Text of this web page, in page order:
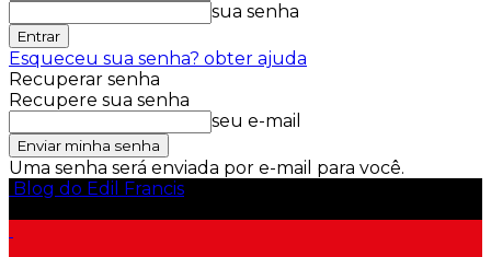
sua senha
Esqueceu sua senha? obter ajuda
Recuperar senha
Recupere sua senha
seu e-mail
Uma senha será enviada por e-mail para você.
Blog do Edil Francis